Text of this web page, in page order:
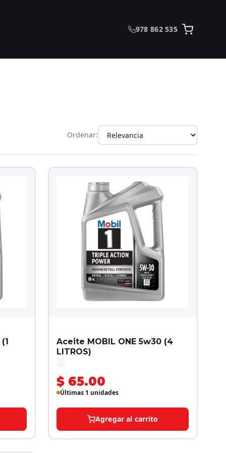
978 862 535
Ordenar:
Aceite MOBIL ONE 5w30 (4
LITROS)
$ 65.00
Últimas 1 unidades
Agregar al carrito